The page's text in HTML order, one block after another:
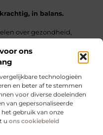
ons
technologieën
en beter af te stemmen
voor diverse doeleinden
van gepersonaliseerde
gebruik van onze
u ons cookiebeleid
in balans.
over gezondheid,